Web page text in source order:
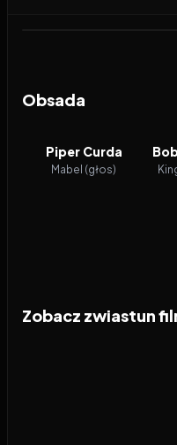
Obsada
Piper Curda
Mabel (głos)
Zobacz zwiastun